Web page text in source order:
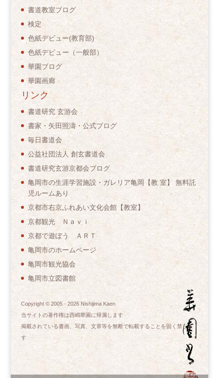
書道教室ブログ
検定
色紙デビュー(教育部)
色紙デビュー（一般部）
華園ブログ
華園画廊
リンク
書道研究 玄游会
書家・矢田照濤・公式ブログ
毎日書道会
公益社団法人 創玄書道会
書道研究玄游京都会ブログ
亀岡市の生涯学習施設・ガレリア亀岡【教 室】 無料託
児ルームあり
京都市右京ふれあい文化会館【教室】
京都観光 Ｎａｖｉ
京都で遊ぼう ＡＲＴ
亀岡市のホームページ
亀岡市観光協会
亀岡市立図書館
Copyright © 2005 - 2026Nishijima Kaen
当サイトの著作権は西嶋華園に帰属します
掲載されている書画、写真、文章等を無断で転載することを固く禁じま
す